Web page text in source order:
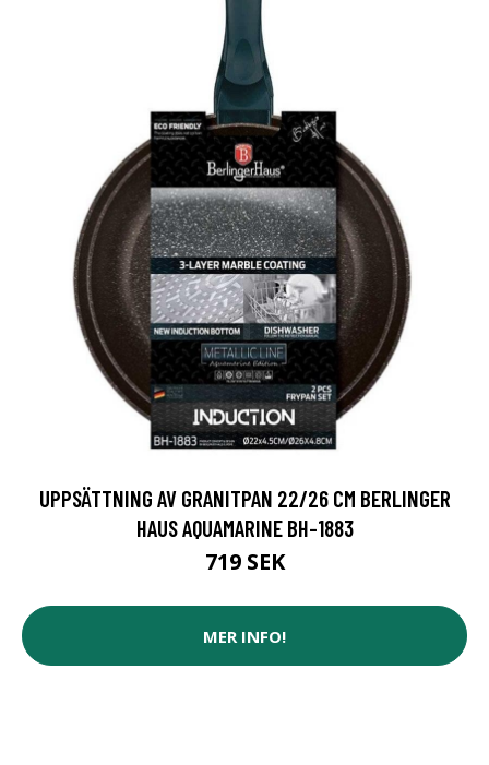
UPPSÄTTNING AV GRANITPAN 22/26 CM BERLINGER
HAUS AQUAMARINE BH-1883
719 SEK
MER INFO!